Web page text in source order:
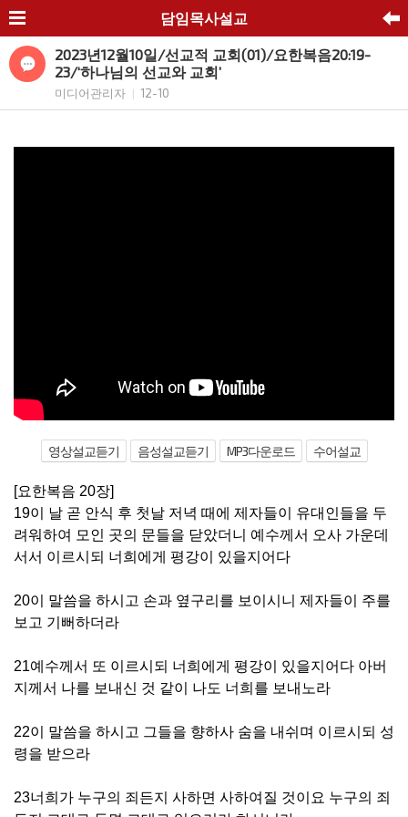
담임목사설교
2023년12월10일/선교적 교회(01)/요한복음20:19-
23/‘하나님의 선교와 교회’
미디어관리자 12-10
영상설교듣기 음성설교듣기 MP3다운로드 수어설교
[요한복음 20장]
19이 날 곧 안식 후 첫날 저녁 때에 제자들이 유대인들을 두
려워하여 모인 곳의 문들을 닫았더니 예수께서 오사 가운데
서서 이르시되 너희에게 평강이 있을지어다
20이 말씀을 하시고 손과 옆구리를 보이시니 제자들이 주를
보고 기뻐하더라
21예수께서 또 이르시되 너희에게 평강이 있을지어다 아버
지께서 나를 보내신 것 같이 나도 너희를 보내노라
22이 말씀을 하시고 그들을 향하사 숨을 내쉬며 이르시되 성
령을 받으라
23너희가 누구의 죄든지 사하면 사하여질 것이요 누구의 죄